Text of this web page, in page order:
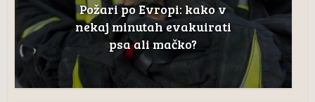
Požari po Evropi: kako v
nekaj minutah evakuirati
psa ali mačko?